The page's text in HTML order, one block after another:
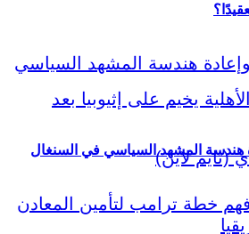
هندسة المشهد السياسي في السنغال